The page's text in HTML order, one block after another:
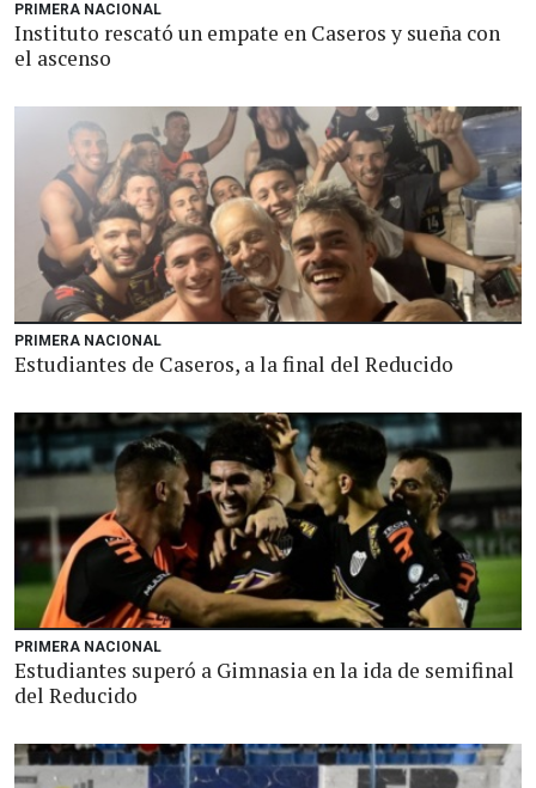
PRIMERA NACIONAL
Instituto rescató un empate en Caseros y sueña con
el ascenso
PRIMERA NACIONAL
Estudiantes de Caseros, a la final del Reducido
PRIMERA NACIONAL
Estudiantes superó a Gimnasia en la ida de semifinal
del Reducido